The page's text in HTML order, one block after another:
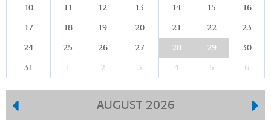
10 11 12 13 14 15 16
17 18 19 20 21 22 23
24 25 26 27 28 29 30
31 1 2 3 4 5 6
AUGUST 2026